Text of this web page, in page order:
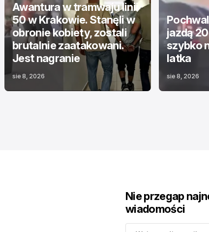
Awantura w tramwaju linii
50 w Krakowie. Stanęli w
obronie kobiety, zostali
brutalnie zaatakowani.
Jest nagranie
sie 8, 2026
jazdą
szybko
latka
sie 8, 2026
Nie przegap
wiadomości